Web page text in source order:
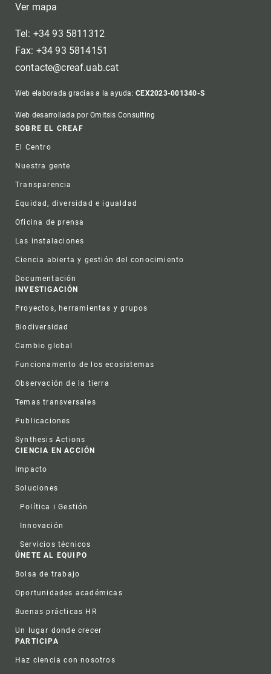
Ver mapa
Tel: +34 93 5811312
Fax: +34 93 5814151
contacte@creaf.uab.cat
Web elaborada gracias a la ayuda:CEX2023-001340-S
Web desarrollada por Omitsis Consulting
Footer
SOBRE EL CREAF
El Centro
Nuestra gente
Transparencia
Equidad, diversidad e igualdad
Oficina de prensa
Las instalaciones
Ciencia abierta y gestión del conocimiento
Documentación
INVESTIGACIÓN
Proyectos, herramientas y grupos
Biodiversidad
Cambio global
Funcionamento de los ecosistemas
Observación de la tierra
Temas transversales
Publicaciones
Synthesis Actions
CIENCIA EN ACCIÓN
Impacto
Soluciones
Política i Gestión
Innovación
Servicios técnicos
ÚNETE AL EQUIPO
Bolsa de trabajo
Oportunidades académicas
Buenas prácticas HR
Un lugar donde crecer
PARTICIPA
Haz ciencia con nosotros